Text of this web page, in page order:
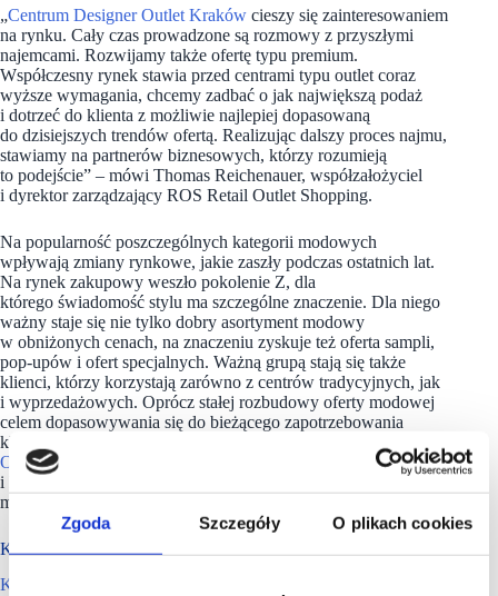
Zgoda Szczegóły O plikach cookies
„Centrum Designer Outlet Kraków cieszy się zainteresowaniem
na rynku. Cały czas prowadzone są rozmowy z przyszłymi
najemcami. Rozwijamy także ofertę typu premium.
Współczesny rynek stawia przed centrami typu outlet coraz
wyższe wymagania, chcemy zadbać o jak największą podaż
i dotrzeć do klienta z możliwie najlepiej dopasowaną
do dzisiejszych trendów ofertą. Realizując dalszy proces najmu,
stawiamy na partnerów biznesowych, którzy rozumieją
to podejście” – mówi Thomas Reichenauer, współzałożyciel
i dyrektor zarządzający ROS Retail Outlet Shopping.
Na popularność poszczególnych kategorii modowych
wpływają zmiany rynkowe, jakie zaszły podczas ostatnich lat.
Na rynek zakupowy weszło pokolenie Z, dla
którego świadomość stylu ma szczególne znaczenie. Dla niego
ważny staje się nie tylko dobry asortyment modowy
w obniżonych cenach, na znaczeniu zyskuje też oferta sampli,
pop-upów i ofert specjalnych. Ważną grupą stają się także
klienci, którzy korzystają zarówno z centrów tradycyjnych, jak
i wyprzedażowych. Oprócz stałej rozbudowy oferty modowej
celem dopasowywania się do bieżącego zapotrzebowania
klientów ROS Retail Outlet Shopping wprowadza w
Outlet Kraków
foodcourt z różnorodną ofertą restauracji
i kawiarni. Planowane są także miejsca wypoczynku, które
mają służyć wydłużeniu pobytu klienta w obiekcie.
KG Group to już kilkanaście projektów handlowych
KG Group